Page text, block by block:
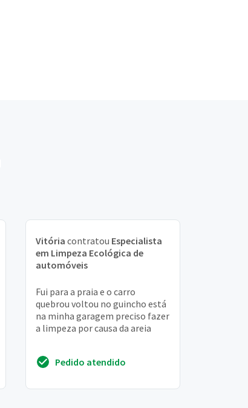
Vitória contratou Especialista
em Limpeza Ecológica de
automóveis
Fui para a praia e o carro
quebrou voltou no guincho está
na minha garagem preciso fazer
a limpeza por causa da areia
Pedido atendido